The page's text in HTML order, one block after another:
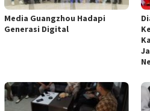
Media Guangzhou Hadapi
Generasi Digital